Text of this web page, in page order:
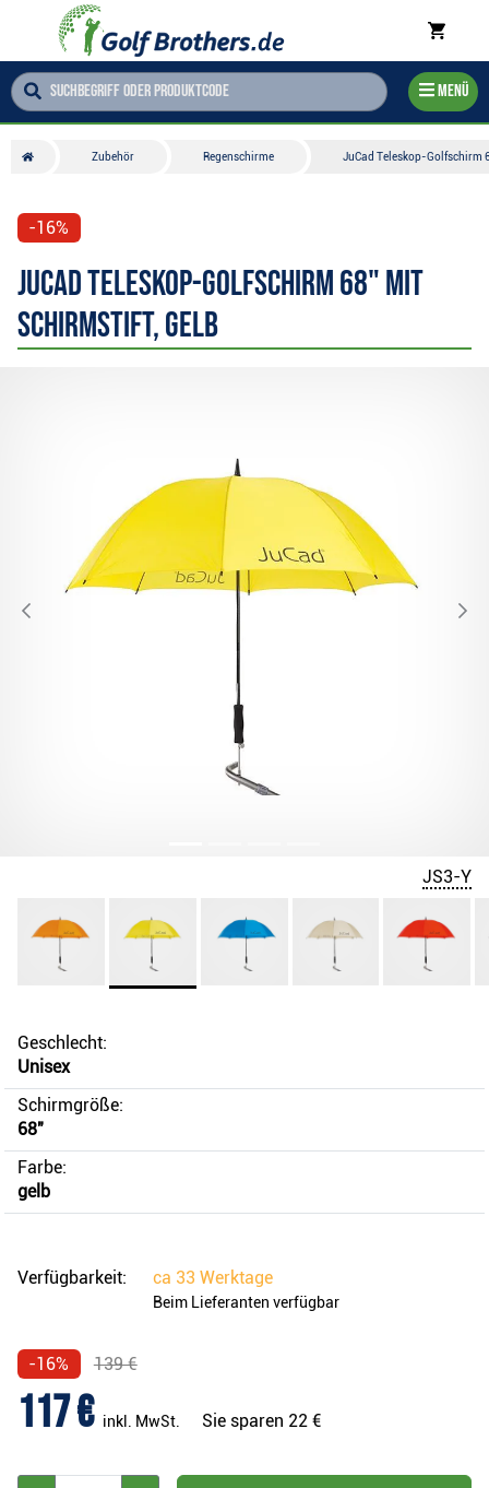
Menü
Zubehör Regenschirme JuCad Teleskop-Golfschirm
-16%
JuCad Teleskop-Golfschirm 68" mit
Schirmstift, gelb
JS3-Y
Geschlecht:
Unisex
Schirmgröße:
68"
Farbe:
gelb
Verfügbarkeit: ca 33 Werktage
Beim Lieferanten verfügbar
-16% 139 €
117 € inkl. MwSt. Sie sparen 22 €